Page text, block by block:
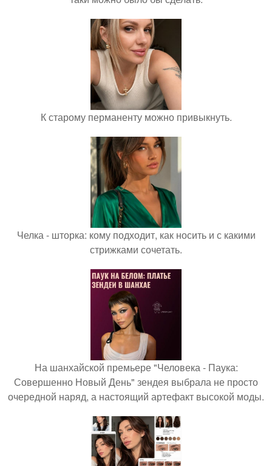
К старому перманенту можно привыкнуть.
Челка - шторка: кому подходит, как носить и с какими
стрижками сочетать.
На шанхайской премьере "Человека - Паука:
Совершенно Новый День" зендея выбрала не просто
очередной наряд, а настоящий артефакт высокой моды.